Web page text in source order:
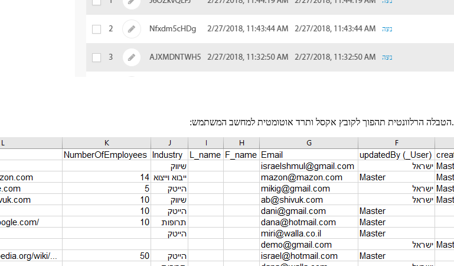
.הטבלה הרלוונטית תהפוך לקובץ אקסל ותרד אוטומטית למחשב המשתמש: